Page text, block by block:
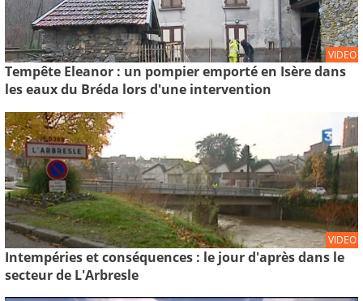
VIDEO
Tempête Eleanor : un pompier emporté en Isère dans
les eaux du Bréda lors d'une intervention
VIDEO
Intempéries et conséquences : le jour d'après dans le
secteur de L'Arbresle